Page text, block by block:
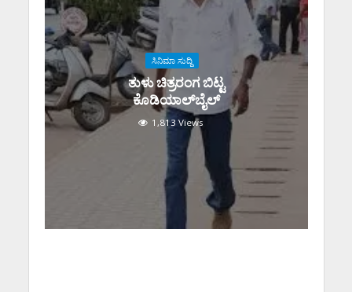
ಸಿನಿಮಾ ಸುದ್ದಿ
ತುಳು ಚಿತ್ರರಂಗ ಬಿಟ್ಟ
ಕೊಡಿಯಾಲ್‌ಬೈಲ್
1,813 Views